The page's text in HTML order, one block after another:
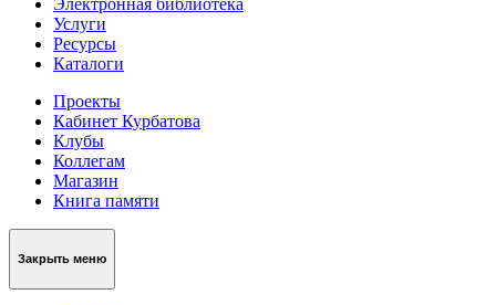
Электронная библиотека
Услуги
Ресурсы
Каталоги
Проекты
Кабинет Курбатова
Клубы
Коллегам
Магазин
Книга памяти
Закрыть меню